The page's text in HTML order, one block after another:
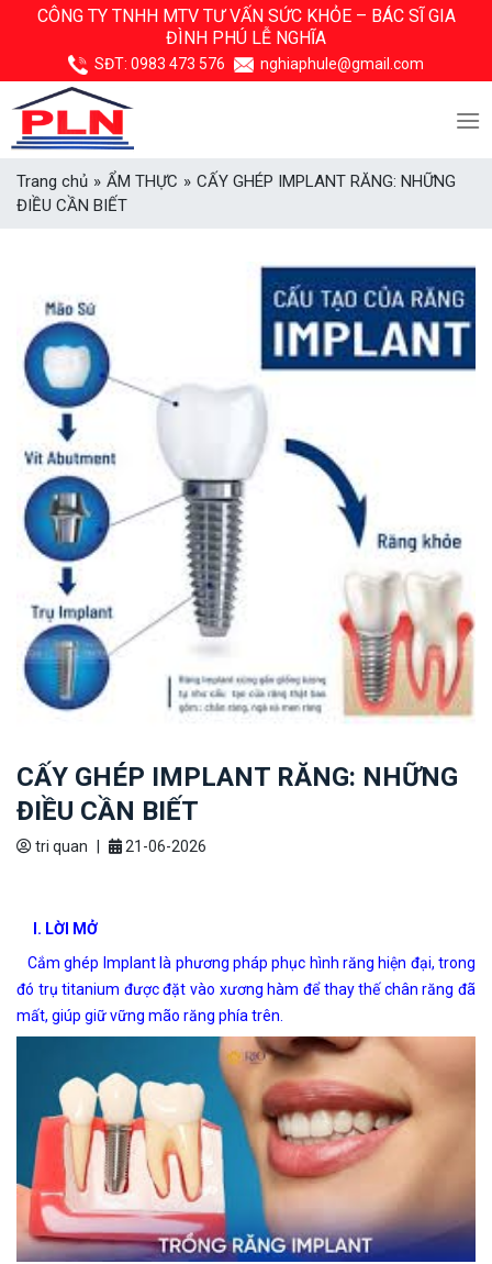
CÔNG TY TNHH MTV TƯ VẤN SỨC KHỎE – BÁC SĨ GIA
ĐÌNH PHÚ LỄ NGHĨA
SĐT: 0983 473 576 nghiaphule@gmail.com
Trang chủ » ẨM THỰC » CẤY GHÉP IMPLANT RĂNG: NHỮNG
ĐIỀU CẦN BIẾT
CẤY GHÉP IMPLANT RĂNG: NHỮNG
ĐIỀU CẦN BIẾT
tri quan 21-06-2026
I. LỜI MỞ
Cắm ghép Implant là phương pháp phục hình răng hiện đại, trong
đó trụ titanium được đặt vào xương hàm để thay thế chân răng đã
mất, giúp giữ vững mão răng phía trên.